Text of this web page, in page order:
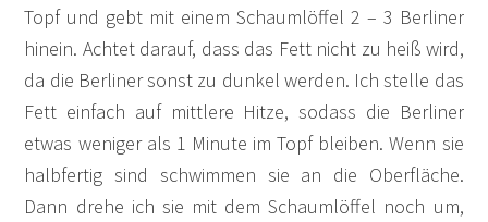
Topf und gebt mit einem Schaumlöffel 2 – 3 Berliner
hinein. Achtet darauf, dass das Fett nicht zu heiß wird,
da die Berliner sonst zu dunkel werden. Ich stelle das
Fett einfach auf mittlere Hitze, sodass die Berliner
etwas weniger als 1 Minute im Topf bleiben. Wenn sie
halbfertig sind schwimmen sie an die Oberfläche.
Dann drehe ich sie mit dem Schaumlöffel noch um,